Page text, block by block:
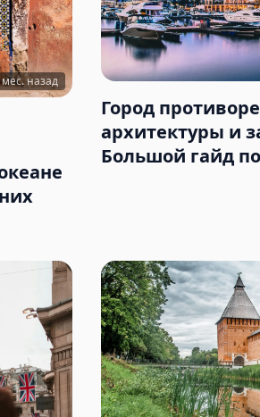
мес. назад
Город
архитектуры и
Большой гайд